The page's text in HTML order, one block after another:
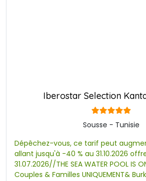
Iberostar Selection
Sousse - Tunisie
Dépêchez-vous, ce tarif peut
allant jusqu'à -40 % au 31.10.2026
31.07.2026//THE SEA WATER POOL IS
Couples & Familles UNIQUEMENT&